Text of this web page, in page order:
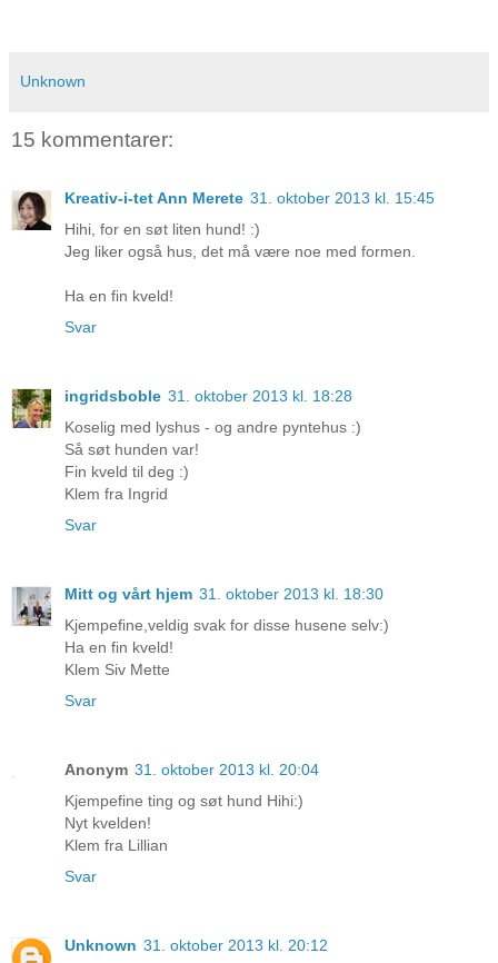
Unknown
15 kommentarer:
Kreativ-i-tet Ann Merete 31. oktober 2013 kl. 15:45
Hihi, for en søt liten hund! :)
Jeg liker også hus, det må være noe med formen.
Ha en fin kveld!
Svar
ingridsboble 31. oktober 2013 kl. 18:28
Koselig med lyshus - og andre pyntehus :)
Så søt hunden var!
Fin kveld til deg :)
Klem fra Ingrid
Svar
Mitt og vårt hjem 31. oktober 2013 kl. 18:30
Kjempefine,veldig svak for disse husene selv:)
Ha en fin kveld!
Klem Siv Mette
Svar
Anonym 31. oktober 2013 kl. 20:04
Kjempefine ting og søt hund Hihi:)
Nyt kvelden!
Klem fra Lillian
Svar
Unknown 31. oktober 2013 kl. 20:12